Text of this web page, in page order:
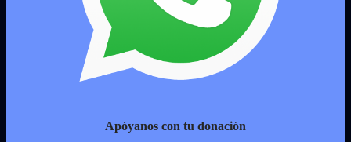
Apóyanos con tu donación